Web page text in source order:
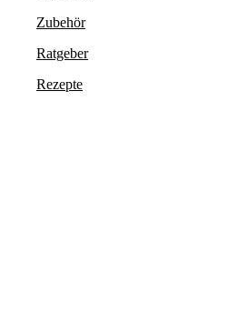
Zubehör
Ratgeber
Rezepte